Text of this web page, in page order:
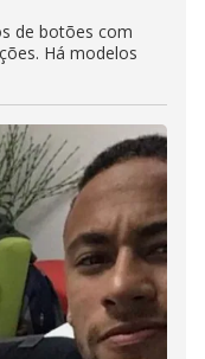
de botões com
Há modelos